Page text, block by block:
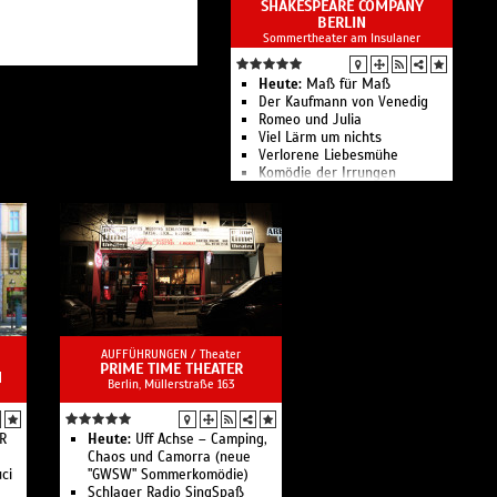
Sophie Rois fährt gegen die
Wand im Deutschen Theater
Die Physiker
Kirill & Friends Company:
Apocalypse Tomorrow
Schicklgruber
Unter Vögeln
Böhm
Prima Facie
Die Räuber. Der Ort der
Der Liebling
Ach, Mom!
Tagebuch eines Wahnsinnigen
Fake Jews
fünf minuten stille
Sprechtheaterbühnen im
deutschsprachigen Raum.
SHAKESPEARE COMPANY
BERLIN
Sommertheater am Insulaner
Heute: Maß für Maß
Der Kaufmann von Venedig
Romeo und Julia
Viel Lärm um nichts
Verlorene Liebesmühe
Komödie der Irrungen
in 71 Aufführungen
AUFFÜHRUNGEN / Theater
PRIME TIME THEATER
Berlin, ​Müllerstraße 163
Heute: Uff Achse – Camping,
Chaos und Camorra (neue
"GWSW" Sommerkomödie)
Schlager Radio SingSpaß